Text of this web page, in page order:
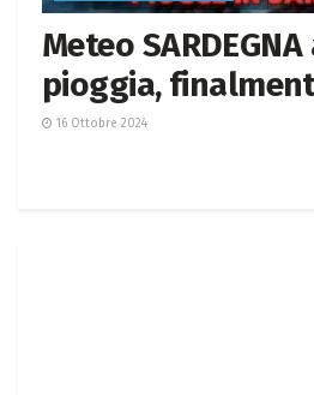
Meteo
pioggia,
16 Ottobre 2024